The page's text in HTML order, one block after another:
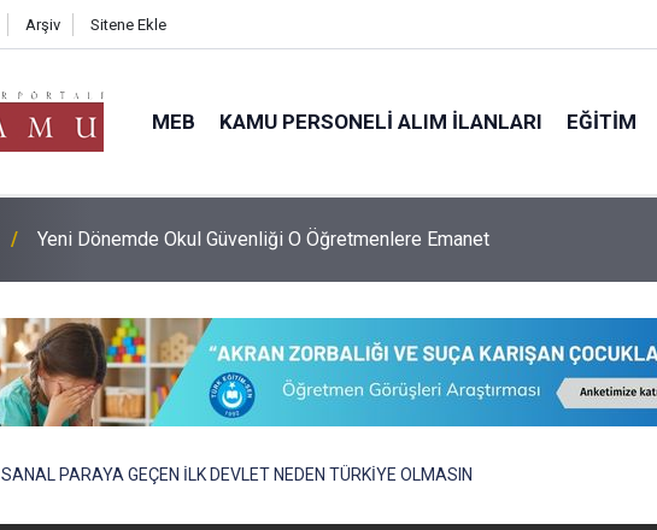
Arşiv Sitene Ekle
MEB KAMU PERSONELI ALIM İLANLARI EĞITIM
Yeni Dönemde Okul Güvenliği O Öğretmenlere Emanet
SANAL PARAYA GEÇEN İLK DEVLET NEDEN TÜRKİYE OLMASIN